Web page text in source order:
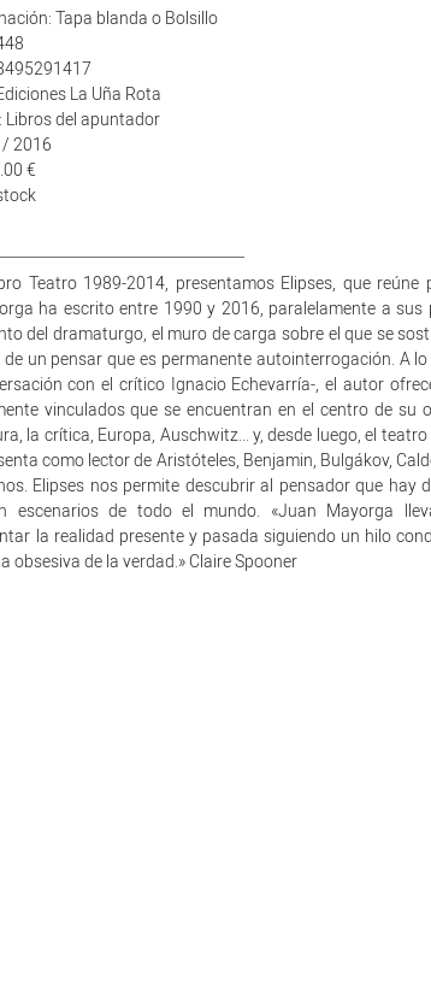
Tapa blanda o Bolsillo
La Uña Rota
Libros del apuntador
/ 2016
€
Teatro 1989-2014, presentamos Elipses, que reúne
ha escrito entre 1990 y 2016, paralelamente a sus
del dramaturgo, el muro de carga sobre el que se
un pensar que es permanente autointerrogación. A
con el crítico Ignacio Echevarría-, el autor
vinculados que se encuentran en el centro de su
la crítica, Europa, Auschwitz... y, desde luego, el
como lector de Aristóteles, Benjamin, Bulgákov,
Elipses nos permite descubrir al pensador que hay
escenarios de todo el mundo. «Juan Mayorga
la realidad presente y pasada siguiendo un hilo
obsesiva de la verdad.» Claire Spooner